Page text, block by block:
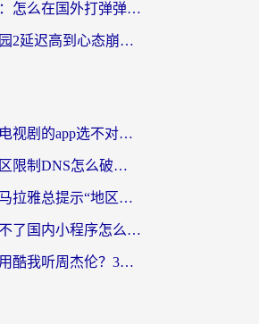
海外党必看：怎么在国外打弹弹堂不卡？番茄加速器亲测指南
英国崩坏学园2延迟高到心态崩？海外党国服游戏加速终极指南
海外看国内电视剧的app选不对？这份回国加速器避坑指南帮你流畅追剧
喜马拉雅地区限制DNS怎么破？海外党听国内音乐听书的终极解决方案
在海外听喜马拉雅总提示“地区限制”？3步轻松解除+听国内音乐全攻略
在国外登录不了国内小程序怎么办？选对回国加速器，轻松解锁国内资源
在美国怎么用酷我听周杰伦？3步搞定海外听歌难题